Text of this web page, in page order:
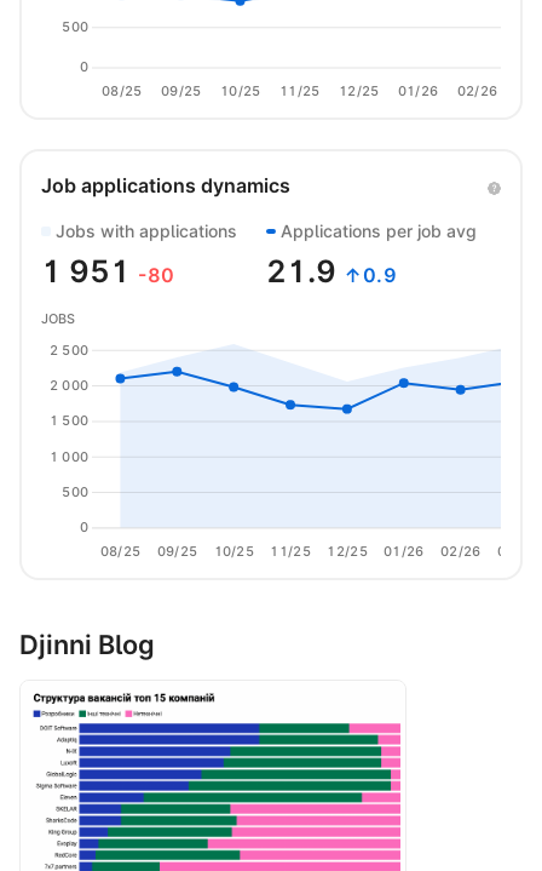
08/25 09/25 10/25 11/25 12/25 01/26 02/26
0
500
Job applications dynamics
Jobs with applications
1 951 -80
Applications per job avg
21.9 ↑0.9
08/25 09/25 10/25 11/25 12/25 01/26 02/26 03/26
0
500
1 000
1 500
2 000
2 500
JOBS
Djinni Blog